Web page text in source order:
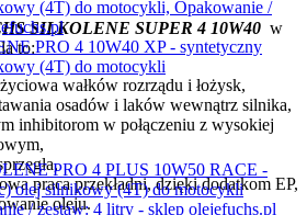
SILKOLENE SUPER 4 10W40 w
to:
wałków rozrządu i łożysk,
osadów i laków wewnątrz silnika,
inhibitorom w połączeniu z wysokiej
praca przekładni, dzięki dodatkom EP,
oleju.
PRO 4 10W40 XP - syntetyczny
(4T) do motocykli